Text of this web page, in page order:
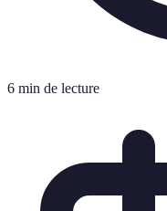
6 min de lecture